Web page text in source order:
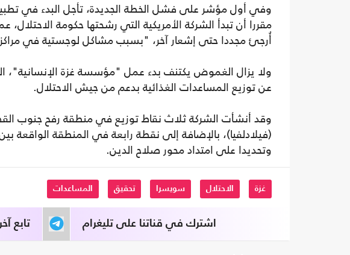
وفي أول مؤشر على فشل الخطة الجديدة، تأجل البدء في
مقررا أن تبدأ الشركة الأمريكية التي رشحتها حكومة
أُرجئ مجددا حتى إشعار آخر، "بسبب مشاكل لوجستية في مراكز
ولا يزال الغموض يكتنف بدء عمل "مؤسسة غزة الإنسانية"،
عن توزيع المساعدات الغذائية بدعم من جيش الاحتلال.
وقد أنشأت الشركة ثلاث نقاط توزيع في منطقة رفح جنوب
(فيلادلفيا)، بالإضافة إلى نقطة رابعة في المنطقة الواقعة
وتحديدا على امتداد محور صلاح الدين.
غزة الاحتلال سويسرا تحقيق المساعدات
تابع اشترك في قناتنا على تليغرام